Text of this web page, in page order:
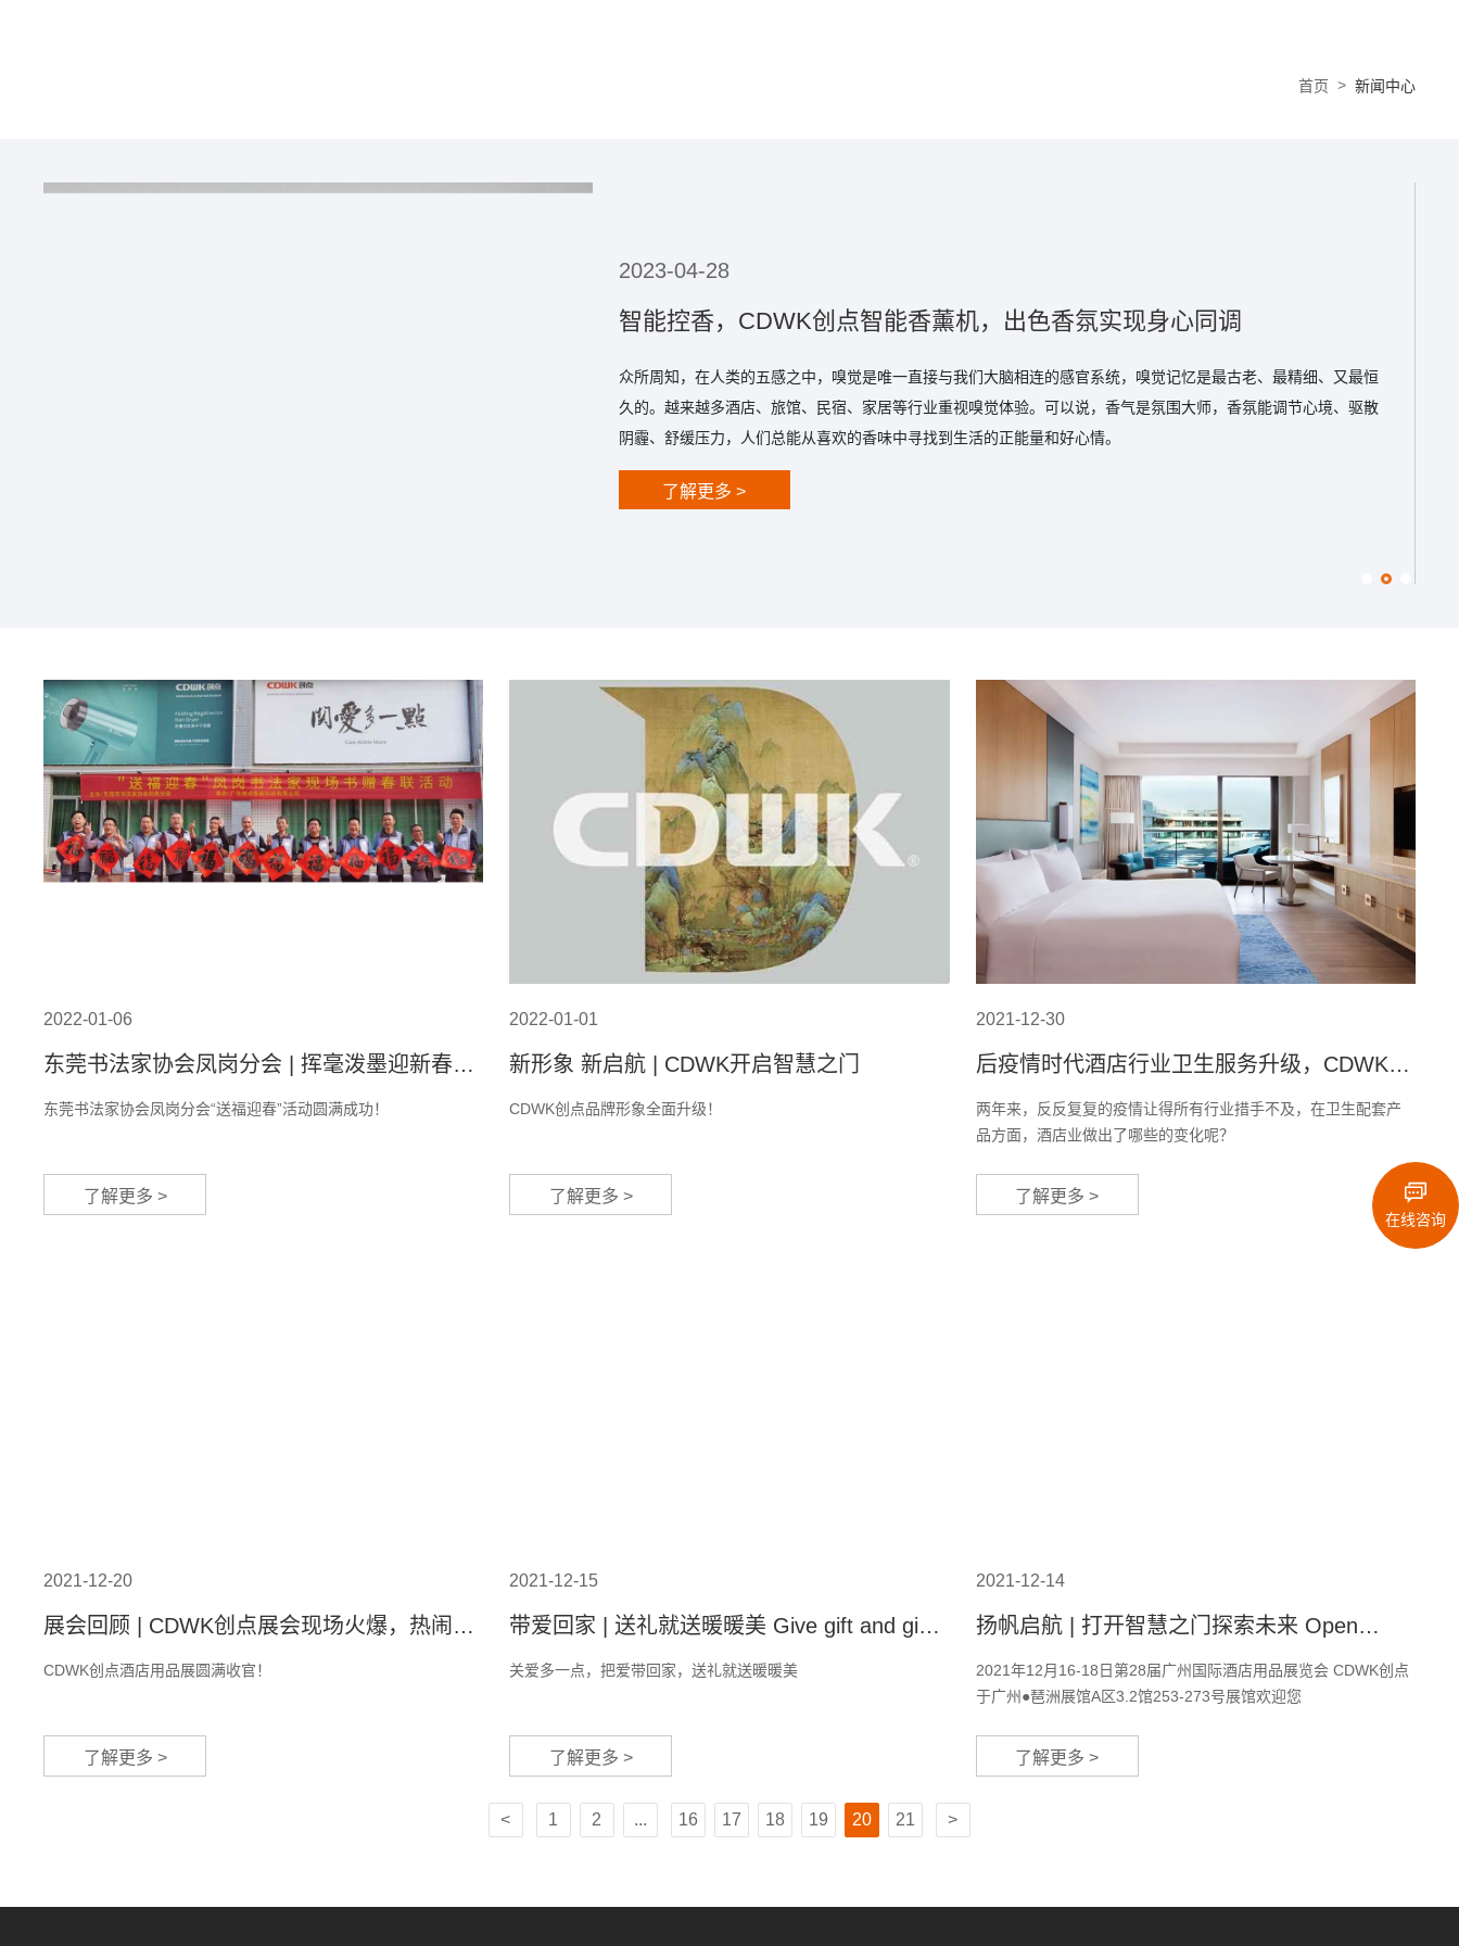
首页 新闻中心
2023-04-28
智能控香，CDWK创点智能香薰机，出色香氛实现身心同调
众所周知，在人类的五感之中，嗅觉是唯一直接与我们大脑相连的感官系统，嗅觉记忆是最古老、最精细、又最恒
久的。越来越多酒店、旅馆、民宿、家居等行业重视嗅觉体验。可以说，香气是氛围大师，香氛能调节心境、驱散
阴霾、舒缓压力，人们总能从喜欢的香味中寻找到生活的正能量和好心情。
了解更多 >
2022-01-06
东莞书法家协会凤岗分会 | 挥毫泼墨迎新春，
喜送春联暖人心
东莞书法家协会凤岗分会“送福迎春”活动圆满成功！
了解更多 >
2022-01-01
新形象 新启航 | CDWK开启智慧之门
CDWK创点品牌形象全面升级！
了解更多 >
2021-12-30
后疫情时代酒店行业卫生服务升级，CDWK创
点助力酒店重塑消费信心
两年来，反反复复的疫情让得所有行业措手不及，在卫生配套产
品方面，酒店业做出了哪些的变化呢？
了解更多 >
2021-12-20
展会回顾 | CDWK创点展会现场火爆，热闹非
CDWK创点酒店用品展圆满收官！
了解更多 >
2021-12-15
带爱回家 | 送礼就送暖暖美 Give gift and give
关爱多一点，把爱带回家，送礼就送暖暖美
了解更多 >
2021-12-14
扬帆启航 | 打开智慧之门探索未来 Open
2021年12月16-18日第28届广州国际酒店用品展览会 CDWK创点
于广州●琶洲展馆A区3.2馆253-273号展馆欢迎您
了解更多 >
1 2 ... 16 17 18 19 20 21
在线咨询